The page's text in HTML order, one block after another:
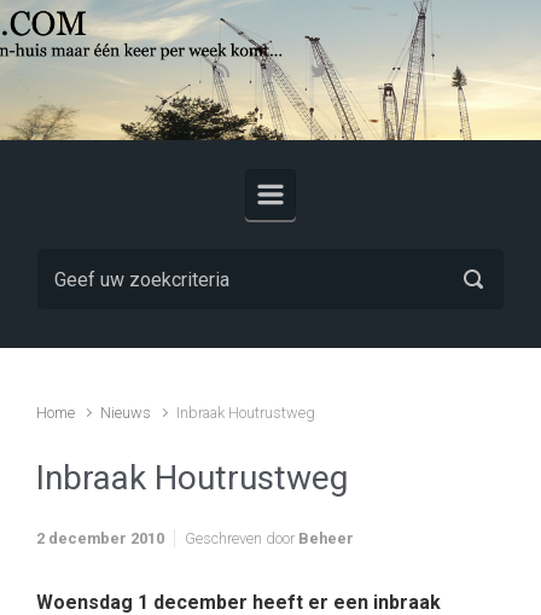
Skip to main content
Home Nieuws Inbraak Houtrustweg
Inbraak Houtrustweg
2 december 2010 Geschreven door Beheer
Woensdag 1 december heeft er een inbraak